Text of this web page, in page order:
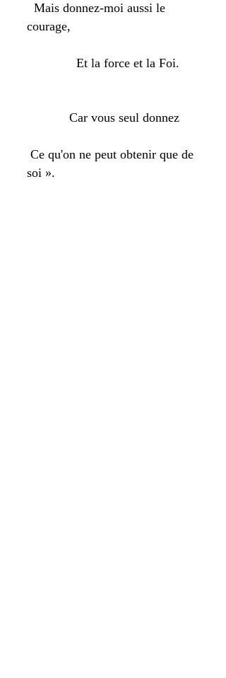
Mais donnez-moi aussi le
courage,
Et la force et la Foi.
Car vous seul donnez
Ce qu'on ne peut obtenir que de
soi ».